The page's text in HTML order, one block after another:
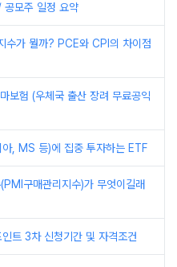
모주 일정 요약
수가 뭘까? PCE와 CPI의 차이점
보험 (우체국 출산 장려 무료공익
아, MS 등)에 집중 투자하는 ETF
구매관리지수)가 무엇이길래
트 3차 신청기간 및 자격조건